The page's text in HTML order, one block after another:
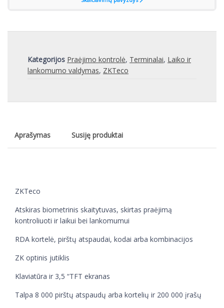
Kategorijos Praėjimo kontrolė, Terminalai, Laiko ir
lankomumo valdymas, ZKTeco
Aprašymas Susiję produktai
ZKTeco
Atskiras biometrinis skaitytuvas, skirtas praėjimą
kontroliuoti ir laikui bei lankomumui
RDA kortelė, pirštų atspaudai, kodai arba kombinacijos
ZK optinis jutiklis
Klaviatūra ir 3,5 “TFT ekranas
Talpa 8 000 pirštų atspaudų arba kortelių ir 200 000 įrašų